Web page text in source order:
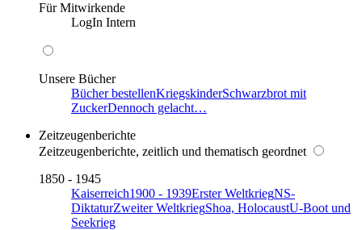
Für Mitwirkende
LogIn Intern
Unsere Bücher
Bücher bestellenKriegskinderSchwarzbrot mit
ZuckerDennoch gelacht…
Zeitzeugenberichte
Zeitzeugenberichte, zeitlich und thematisch geordnet
1850 - 1945
Kaiserreich1900 - 1939Erster WeltkriegNS-
DiktaturZweiter WeltkriegShoa, HolocaustU-Boot und
Seekrieg